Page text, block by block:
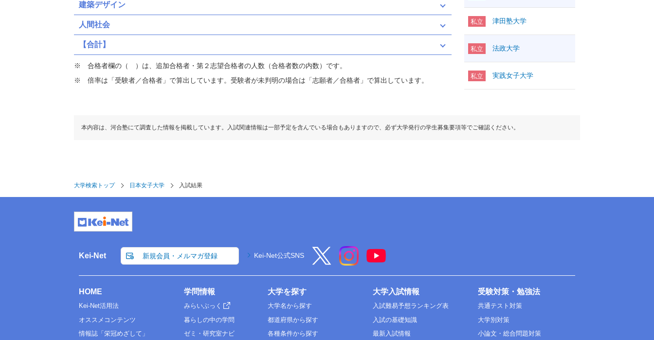
建築デザイン
人間社会
【合計】
合格者欄の（ ）は、追加合格者・第２志望合格者の人数（合格者数の内数）です。
倍率は「受験者／合格者」で算出しています。受験者が未判明の場合は「志願者／合格者」で算出しています。
私立 津田塾大学
私立 法政大学
私立 実践女子大学
本内容は、河合塾にて調査した情報を掲載しています。入試関連情報は一部予定を含んでいる場合もありますので、必ず大学発行の学生募集要項等でご確認ください。
大学検索トップ 日本女子大学 入試結果
Kei-Net 新規会員・メルマガ登録 Kei-Net公式SNS
HOME
Kei-Net活用法
オススメコンテンツ
情報誌「栄冠めざして」
学問情報
みらいぶっく
暮らしの中の学問
ゼミ・研究室ナビ
大学を探す
大学名から探す
都道府県から探す
各種条件から探す
大学入試情報
入試難易予想ランキング表
入試の基礎知識
最新入試情報
受験対策・勉強法
共通テスト対策
大学別対策
小論文・総合問題対策